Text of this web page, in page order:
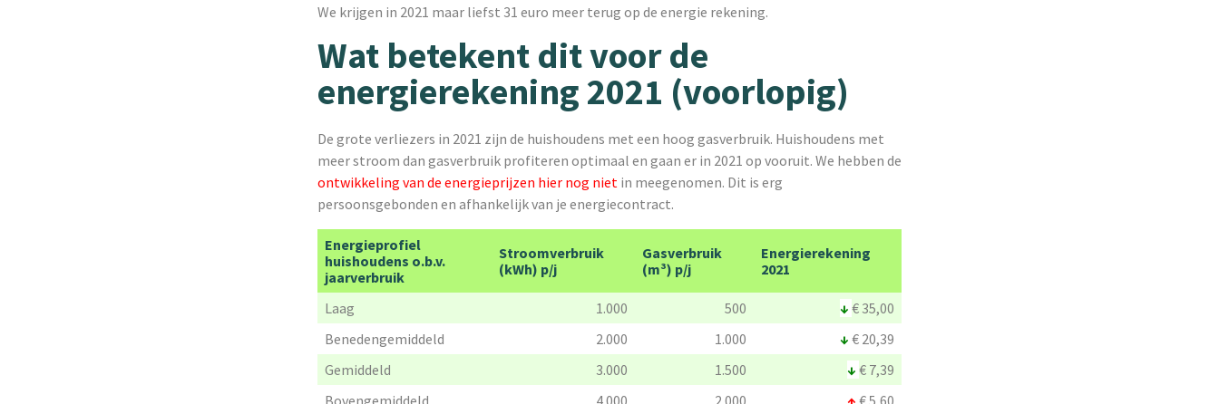
We krijgen in 2021 maar liefst 31 euro meer terug op de energie rekening.
Wat betekent dit voor de
energierekening 2021 (voorlopig)
De grote verliezers in 2021 zijn de huishoudens met een hoog gasverbruik. Huishoudens met
meer stroom dan gasverbruik profiteren optimaal en gaan er in 2021 op vooruit. We hebben de
ontwikkeling van de energieprijzen hier nog niet in meegenomen. Dit is erg
persoonsgebonden en afhankelijk van je energiecontract.
Energieprofiel
huishoudens o.b.v.
jaarverbruik
Stroomverbruik
(kWh) p/j
Gasverbruik
(m³) p/j
Energierekening
2021
Laag 1.000 500 ↓ € 35,00
Benedengemiddeld
2.000 1.000 ↓ € 20,39
Gemiddeld
3.000 1.500 ↓ € 7,39
Bovengemiddeld
4.000 2.000 ↑ € 5,60